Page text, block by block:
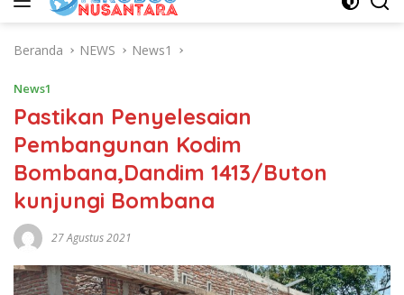
Beranda NEWS News1
News1
Pastikan Penyelesaian
Pembangunan Kodim
Bombana,Dandim 1413/Buton
kunjungi Bombana
27 Agustus 2021